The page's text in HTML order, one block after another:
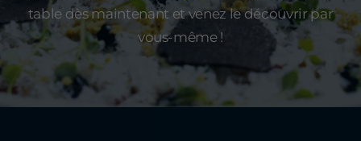
table dès maintenant et venez le découvrir par
vous-même !